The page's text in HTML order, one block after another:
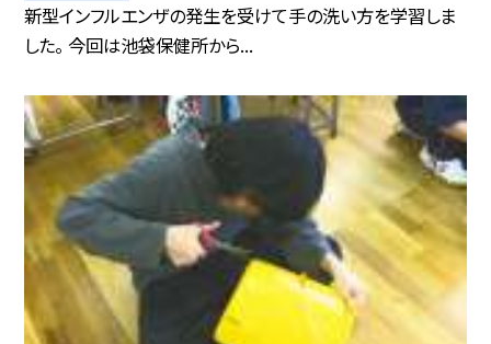
新型インフルエンザの発生を受けて手の洗い方を学習しま
した。 今回は池袋保健所から...